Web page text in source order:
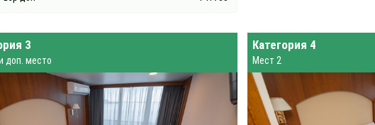
3
доп. место
Категория 4
Мест 2